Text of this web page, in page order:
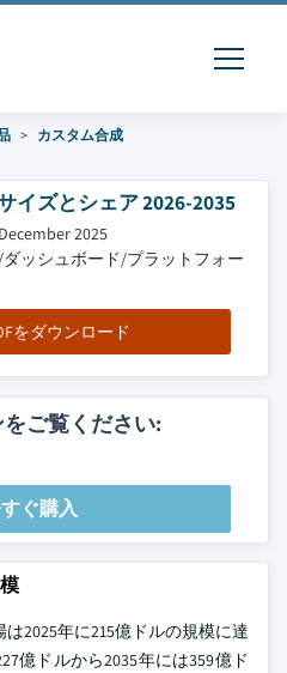
カスタム合成
イズとシェア 2026-2035
2025
ッシュボード/プラットフォー
をダウンロード
ご覧ください:
ぐ購入
2025年に215億ドルの規模に達
億ドルから2035年には359億ド